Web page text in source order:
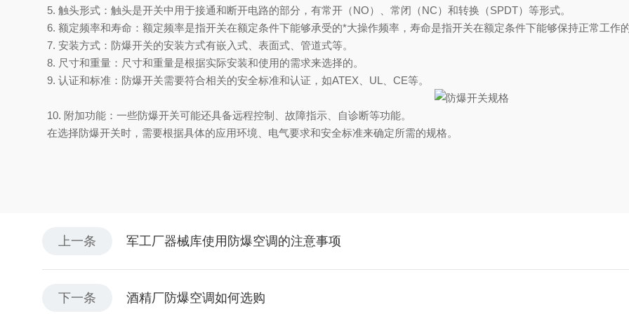
5. 触头形式：触头是开关中用于接通和断开电路的部分，有常开（NO）、常闭（NC）和转换（SPDT）等形式。
6. 额定频率和寿命：额定频率是指开关在额定条件下能够承受的*大操作频率，寿命是指开关在额定条件下能够保持正常工作的
7. 安装方式：防爆开关的安装方式有嵌入式、表面式、管道式等。
8. 尺寸和重量：尺寸和重量是根据实际安装和使用的需求来选择的。
9. 认证和标准：防爆开关需要符合相关的安全标准和认证，如ATEX、UL、CE等。
10. 附加功能：一些防爆开关可能还具备远程控制、故障指示、自诊断等功能。
在选择防爆开关时，需要根据具体的应用环境、电气要求和安全标准来确定所需的规格。
上一条 军工厂器械库使用防爆空调的注意事项
下一条 酒精厂防爆空调如何选购